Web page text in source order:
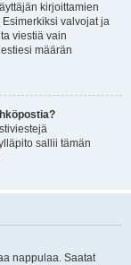
kirjoittamien
valvojat ja
viestiä vain
määrän
sallii tämän
nappulaa. Saatat